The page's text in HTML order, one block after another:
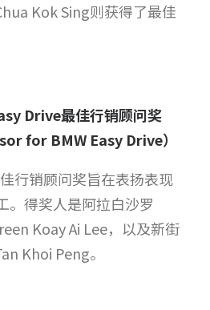
Kok Sing则获得了最佳
Drive最佳行销顾问奖
for BMW Easy Drive）
行销顾问奖旨在表扬表现
。得奖人是阿拉白沙罗
Koay Ai Lee，以及新街
Khoi Peng。